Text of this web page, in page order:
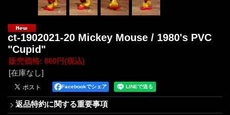
ct-1902021-20 Mickey Mouse / 1980's PVC
"Cupid"
販売価格: 880円(税込)
[在庫なし]
Facebookでシェア
返品特約に関する重要事項